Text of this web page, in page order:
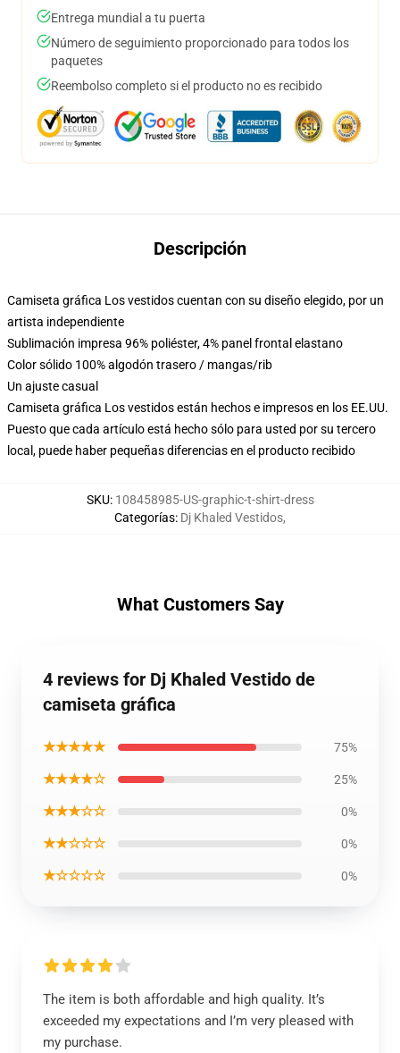
Entrega mundial a tu puerta
Número de seguimiento proporcionado para todos los
paquetes
Reembolso completo si el producto no es recibido
Descripción
Camiseta gráfica Los vestidos cuentan con su diseño elegido, por un
artista independiente
Sublimación impresa 96% poliéster, 4% panel frontal elastano
Color sólido 100% algodón trasero / mangas/rib
Un ajuste casual
Camiseta gráfica Los vestidos están hechos e impresos en los EE.UU.
Puesto que cada artículo está hecho sólo para usted por su tercero
local, puede haber pequeñas diferencias en el producto recibido
SKU: 108458985-US-graphic-t-shirt-dress
Categorías: Dj Khaled Vestidos,
What Customers Say
4 reviews for Dj Khaled Vestido de
camiseta gráfica
★★★★★ 75%
★★★★☆ 25%
★★★☆☆ 0%
★★☆☆☆ 0%
★☆☆☆☆ 0%
The item is both affordable and high quality. It’s
exceeded my expectations and I’m very pleased with
my purchase.